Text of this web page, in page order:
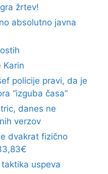
žrtev!
absolutno javna
Karin
policije pravi, da je
“izguba časa”
danes ne
verzov
dvakrat fizično
uspeva